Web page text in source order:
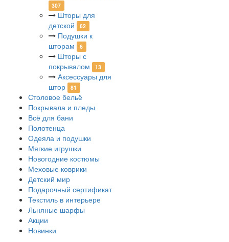
307
Шторы для
детской
62
Подушки к
шторам
6
Шторы с
покрывалом
13
Аксессуары для
штор
81
Столовое бельё
Покрывала и пледы
Всё для бани
Полотенца
Одеяла и подушки
Мягкие игрушки
Новогодние костюмы
Меховые коврики
Детский мир
Подарочный сертификат
Текстиль в интерьере
Льняные шарфы
Акции
Новинки